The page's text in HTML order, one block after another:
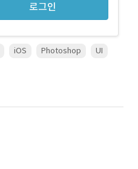
로그인
iOS Photoshop
UI